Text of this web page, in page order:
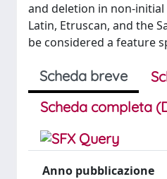
and deletion in non-
Latin, Etruscan, and the
be considered a feature
Scheda breve
Scheda completa
Anno pubblicazione